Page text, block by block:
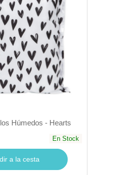
Húmedos - Hearts
En Stock
a la cesta